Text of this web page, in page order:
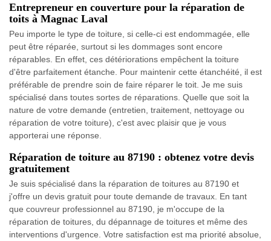
Entrepreneur en couverture pour la réparation de
toits à Magnac Laval
Peu importe le type de toiture, si celle-ci est endommagée, elle
peut être réparée, surtout si les dommages sont encore
réparables. En effet, ces détériorations empêchent la toiture
d'être parfaitement étanche. Pour maintenir cette étanchéité, il est
préférable de prendre soin de faire réparer le toit. Je me suis
spécialisé dans toutes sortes de réparations. Quelle que soit la
nature de votre demande (entretien, traitement, nettoyage ou
réparation de votre toiture), c'est avec plaisir que je vous
apporterai une réponse.
Réparation de toiture au 87190 : obtenez votre devis
gratuitement
Je suis spécialisé dans la réparation de toitures au 87190 et
j'offre un devis gratuit pour toute demande de travaux. En tant
que couvreur professionnel au 87190, je m'occupe de la
réparation de toitures, du dépannage de toitures et même des
interventions d'urgence. Votre satisfaction est ma priorité absolue,